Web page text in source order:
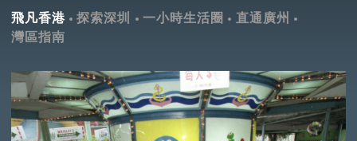
飛凡香港 探索深圳 一小時生活圈
直通廣州
灣區指南